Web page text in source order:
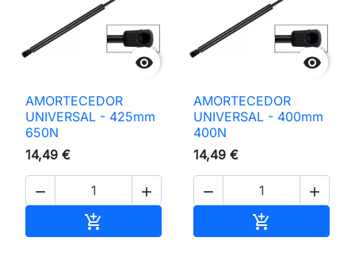

AMORTECEDOR
UNIVERSAL - 425mm
650N
14,49 €
 


AMORTECEDOR
UNIVERSAL - 400mm
400N
14,49 €
 
